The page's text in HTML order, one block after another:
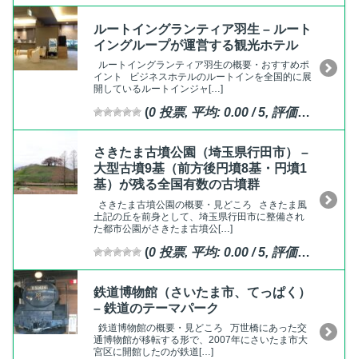
ルートイングランティア羽生 – ルート
イングループが運営する観光ホテル
ルートイングランティア羽生の概要・おすすめポ
イント ビジネスホテルのルートインを全国的に展
開しているルートインジャ[…]
(0 投票, 平均: 0.00 / 5, 評価済
さきたま古墳公園（埼玉県行田市） –
大型古墳9基（前方後円墳8基・円墳1
基）が残る全国有数の古墳群
さきたま古墳公園の概要・見どころ さきたま風
土記の丘を前身として、埼玉県行田市に整備され
た都市公園がさきたま古墳公[…]
(0 投票, 平均: 0.00 / 5, 評価済
鉄道博物館（さいたま市、てっぱく）
– 鉄道のテーマパーク
鉄道博物館の概要・見どころ 万世橋にあった交
通博物館が移転する形で、2007年にさいたま市大
宮区に開館したのが鉄道[…]